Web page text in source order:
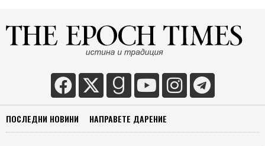
ПОСЛЕДНИ НОВИНИ НАПРАВЕТЕ ДАРЕНИЕ